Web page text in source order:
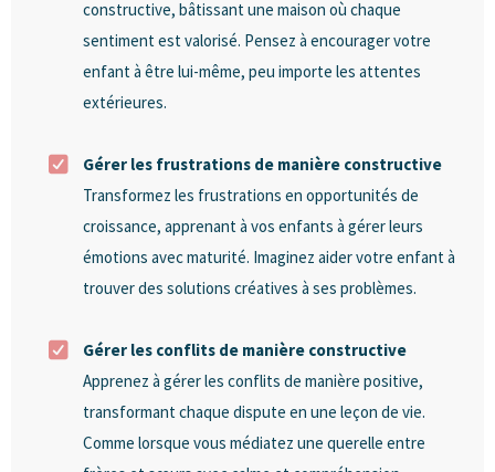
constructive, bâtissant une maison où chaque
sentiment est valorisé. Pensez à encourager votre
enfant à être lui-même, peu importe les attentes
extérieures.
Gérer les frustrations de manière constructive
Transformez les frustrations en opportunités de
croissance, apprenant à vos enfants à gérer leurs
émotions avec maturité. Imaginez aider votre enfant à
trouver des solutions créatives à ses problèmes.
Gérer les conflits de manière constructive
Apprenez à gérer les conflits de manière positive,
transformant chaque dispute en une leçon de vie.
Comme lorsque vous médiatez une querelle entre